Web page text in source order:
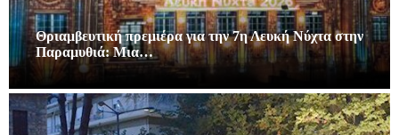
Θριαμβευτική πρεμιέρα για την 7η Λευκή Νύχτα στην
Παραμυθιά: Μια…